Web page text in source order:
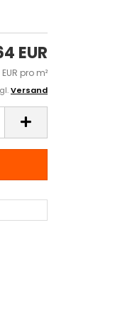
EUR
pro m²
Versand